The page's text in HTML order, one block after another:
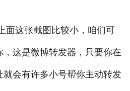
这张截图比较小，咱们可
这是微博转发器，只要你在
就会有许多小号帮你主动转发